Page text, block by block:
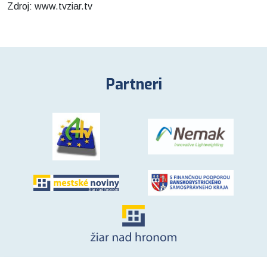
Zdroj: www.tvziar.tv
Partneri